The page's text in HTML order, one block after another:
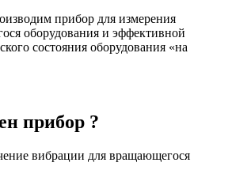
прибор для измерения
оборудования и эффективной
состояния оборудования «на
прибор ?
вибрации для вращающегося